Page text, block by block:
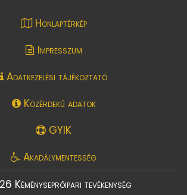
Honlaptérkép
Impresszum
Adatkezelési tájékoztató
Közérdekű adatok
GYIK
Akadálymentesség
Kéményseprőipari tevékenység